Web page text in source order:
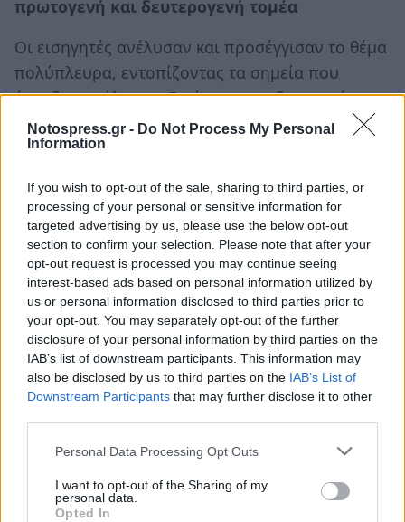
Notospress.gr - Do Not Process My Personal
Information
If you wish to opt-out of the sale, sharing to third parties, or
processing of your personal or sensitive information for
targeted advertising by us, please use the below opt-out
section to confirm your selection. Please note that after your
opt-out request is processed you may continue seeing
interest-based ads based on personal information utilized by
us or personal information disclosed to third parties prior to
your opt-out. You may separately opt-out of the further
disclosure of your personal information by third parties on the
IAB’s list of downstream participants. This information may
also be disclosed by us to third parties on the IAB’s List of
Downstream Participants that may further disclose it to other
Personal Data Processing Opt Outs
I want to opt-out of the Sharing of my
personal data.
Opted In
πρωτογενή και δευτερογενή τομέα
Οι εισηγητές ανέλυσαν και προσέγγισαν το θέμα
πολύπλευρα, εντοπίζοντας τα σημεία που
έχρηζαν ανάλυσης. Εστίασαν στη δυναμική των
συγκριτικών πλεονεκτημάτων που εντοπίζονται
στην Λακωνία και έθιξαν διεξοδικά την ανάγκη ο
την αγροδιατροφή, τον πρωτογενή και
δευτερογενή τομέα της οικονομίας.
Οι εκπρόσωποι των επιχειρήσεων που
συμμετείχαν ανέλυσαν τις καλές πρακτικές των
επιχειρήσεών τους στο πλαίσιο του
αγροτουρισμού, τις εμπειρίες τους και τις
προσδοκίες τους για το μέλλον και την ανάγκη
στήριξης του εγχειρήματος από την πολιτεία.
και τοποθετήθηκαν ο Περιφερειακός Σύμβουλος
Λακωνίας κ. Παναγιώτης Τζινάκος, ο κ.
Πολυζώης Κουρκούλης Πρόεδρος της